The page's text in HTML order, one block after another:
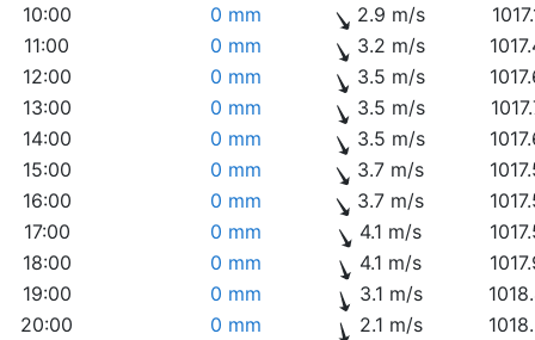
10:00
0 mm 2.9 m/s
11:00
0 mm 3.2 m/s
12:00
0 mm 3.5 m/s
13:00
0 mm 3.5 m/s
14:00
0 mm 3.5 m/s
15:00
0 mm 3.7 m/s
16:00
0 mm 3.7 m/s
17:00
0 mm 4.1 m/s
18:00
0 mm 4.1 m/s
19:00
0 mm 3.1 m/s
20:00
0 mm 2.1 m/s